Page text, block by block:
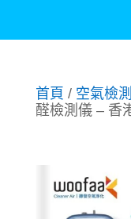
首頁 / 空氣檢
醛檢測儀 – 香